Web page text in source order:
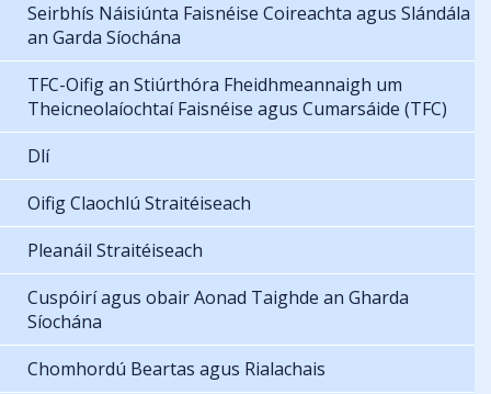
Seirbhís Náisiúnta Faisnéise Coireachta agus Slándála
an Garda Síochána
TFC-Oifig an Stiúrthóra Fheidhmeannaigh um
Theicneolaíochtaí Faisnéise agus Cumarsáide (TFC)
Dlí
Oifig Claochlú Straitéiseach
Pleanáil Straitéiseach
Cuspóirí agus obair Aonad Taighde an Gharda
Síochána
Chomhordú Beartas agus Rialachais